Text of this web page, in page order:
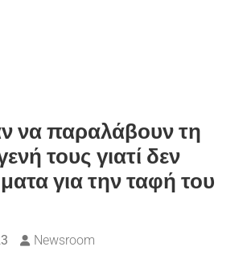
να παραλάβουν τη
τους γιατί δεν
για την ταφή του
Newsroom